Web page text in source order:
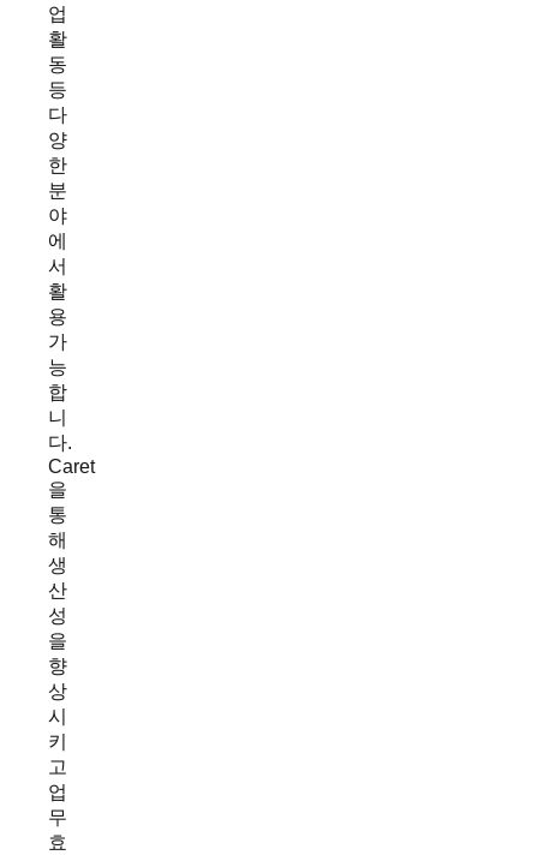
업
활
동
등
다
양
한
분
야
에
서
활
용
가
능
합
니
다.
Caret
을
통
해
생
산
성
을
향
상
시
키
고
업
무
효